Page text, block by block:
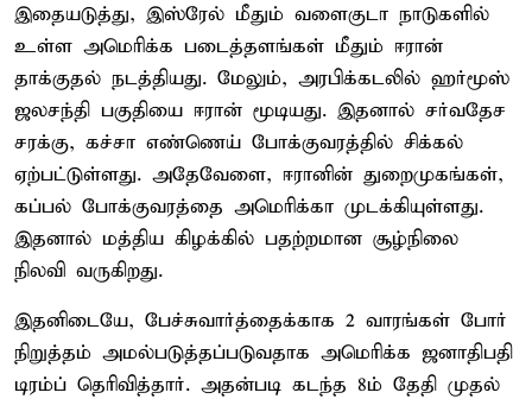
இதையடுத்து, இஸ்ரேல் மீதும் வளைகுடா நாடுகளில்
உள்ள அமெரிக்க படைத்தளங்கள் மீதும் ஈரான்
தாக்குதல் நடத்தியது. மேலும், அரபிக்கடலில் ஹர்மூஸ்
ஜலசந்தி பகுதியை ஈரான் மூடியது. இதனால் சர்வதேச
சரக்கு, கச்சா எண்ணெய் போக்குவரத்தில் சிக்கல்
ஏற்பட்டுள்ளது. அதேவேளை, ஈரானின் துறைமுகங்கள்,
கப்பல் போக்குவரத்தை அமெரிக்கா முடக்கியுள்ளது.
இதனால் மத்திய கிழக்கில் பதற்றமான சூழ்நிலை
நிலவி வருகிறது.
இதனிடையே, பேச்சுவார்த்தைக்காக 2 வாரங்கள் போர்
நிறுத்தம் அமல்படுத்தப்படுவதாக அமெரிக்க ஜனாதிபதி
டிரம்ப் தெரிவித்தார். அதன்படி கடந்த 8ம் தேதி முதல்